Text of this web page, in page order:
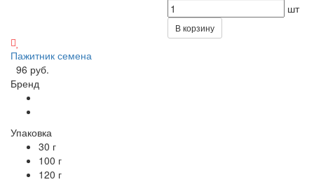
шт
В корзину
Пажитник семена
96 руб.
Бренд
Упаковка
30 г
100 г
120 г